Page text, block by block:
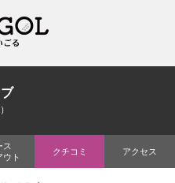
ス
ウト
クチコミ アクセス